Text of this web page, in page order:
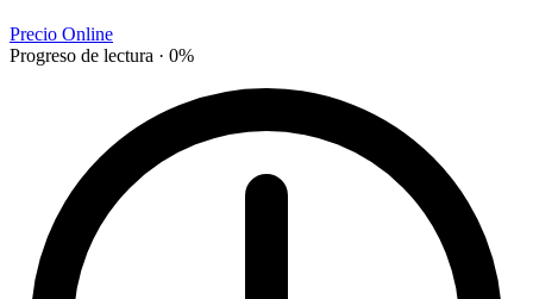
Precio Online
Progreso de lectura · 0%